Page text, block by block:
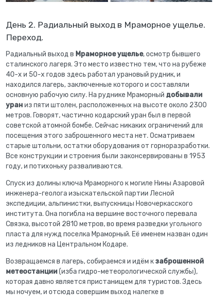
День 2. Радиальный выход в Мраморное ущелье.
Переход.
Радиальный выход в Мраморное ущелье, осмотр бывшего
сталинского лагеря. Это место известно тем, что на рубеже
40-х и 50-х годов здесь работал урановый рудник, и
находился лагерь, заключенные которого и составляли
основную рабочую силу. На руднике Мраморный добывали
ураниз пяти штолен, расположенных на высоте около 2300
метров. Говорят, частично кодарский уран был в первой
советской атомной бомбе. Сейчас никаких ограничений для
посещения этого заброшенного места нет. Осматриваем
старые штольни, остатки оборудования от горноразработки.
Все конструкции и строения были законсервированы в 1953
году, и потихоньку разваливаются.
Спуск из долины ключа Мраморного к могиле Нины Азаровой
инженера-геолога изыскательской партии Лесной
экспедиции, альпинистки, выпускницы Новочеркасского
института. Она погибла на вершине восточного перевала
Связка, высотой 2810 метров, во время разведки угольного
пласта для нужд поселка Мраморный. Её именем назван один
из ледников на Центральном Кодаре.
Возвращаемся в лагерь, собираемся и идём кзаброшенной
метеостанции(изба гидро-метеорологической службы),
которая давно является пристанищем для туристов. Здесь
мы ночуем, и отсюда совершим выход налегке в